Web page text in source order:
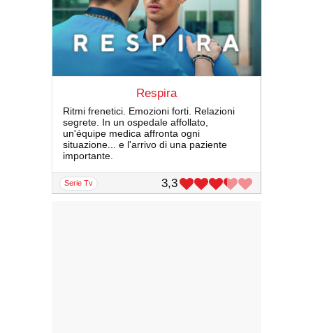
Respira
Ritmi frenetici. Emozioni forti. Relazioni
segrete. In un ospedale affollato,
un'équipe medica affronta ogni
situazione... e l'arrivo di una paziente
importante.
serie Tv 3,3